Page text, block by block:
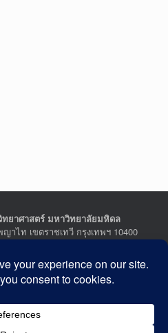
ยาศาสตร์ มหาวิทยาลัยมหิดล
าไท เขตราชเทวี กรุงเทพฯ 10400
Faculty of Science, Mahidol
District, Bangkok 10400
2, Fax : +662-354-7157